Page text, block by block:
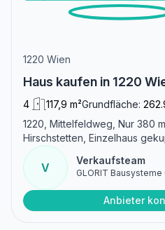
1220 Wien
Haus kaufen in 1220
4 117,9 m²Grundfläche:
1220, Mittelfeldweg, Nur 380
Hirschstetten, Einzelhaus
V
Verkaufsteam
GLORIT Bausysteme
Anbieter